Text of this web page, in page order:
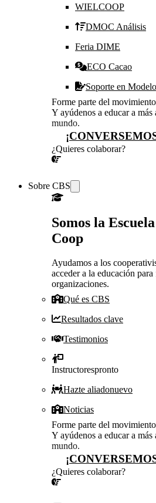
WIELCOOP
DMOC Análisis
Feria DIME
ECO Cacao
Soporte en
Forme parte del
Y ayúdenos a educar a
mundo.
¿Quieres colaborar?
Sobre CBS
Somos la
Coop
Ayudamos a los
acceder a la educación para
organizaciones.
Qué es CBS
Resultados clave
Testimonios
Instructorespronto
Hazte aliadonuevo
Noticias
Forme parte del
Y ayúdenos a educar a
mundo.
¿Quieres colaborar?